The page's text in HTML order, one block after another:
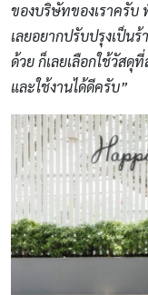
ของบริษัทของเราครับ
เลยอยากปรับปรุงเป็น
ด้วย ก็เลยเลือกใช้วัสดุ
และใช้งานได้ดีครับ”